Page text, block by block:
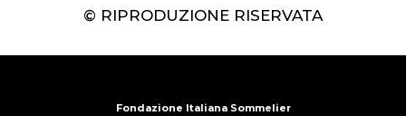
© RIPRODUZIONE RISERVATA
Fondazione Italiana Sommelier